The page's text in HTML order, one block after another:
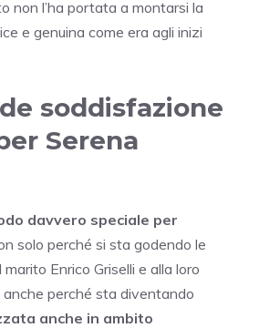
non l’ha portata a montarsi la
e genuina come era agli inizi
soddisfazione
Serena
davvero speciale per
solo perché si sta godendo le
Enrico Griselli e alla loro
anche perché sta diventando
anche in ambito